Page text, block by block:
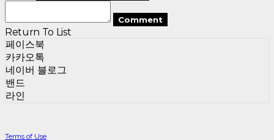
Comment
Return To List
페이스북
카카오톡
네이버 블로그
밴드
라인
Terms of Use